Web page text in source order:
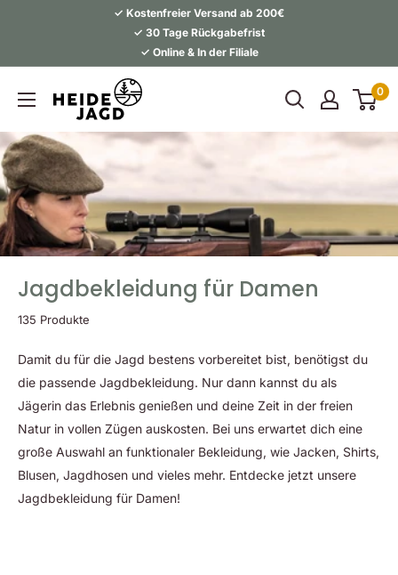
✓ Kostenfreier Versand ab 200€
✓ 30 Tage Rückgabefrist
✓ Online & In der Filiale
0
Jagdbekleidung für Damen
135 Produkte
Damit du für die Jagd bestens vorbereitet bist, benötigst du
die passende Jagdbekleidung. Nur dann kannst du als
Jägerin das Erlebnis genießen und deine Zeit in der freien
Natur in vollen Zügen auskosten. Bei uns erwartet dich eine
große Auswahl an funktionaler Bekleidung, wie Jacken, Shirts,
Blusen, Jagdhosen und vieles mehr. Entdecke jetzt unsere
Jagdbekleidung für Damen!